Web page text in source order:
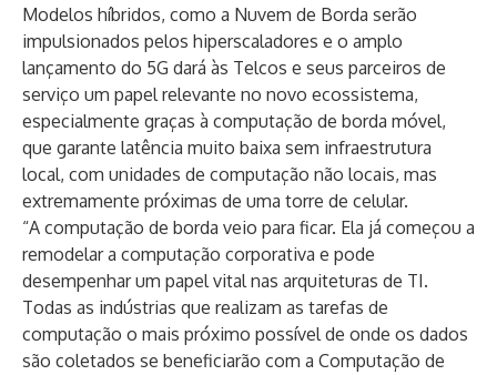
Modelos híbridos, como a Nuvem de Borda serão
impulsionados pelos hiperscaladores e o amplo
lançamento do 5G dará às Telcos e seus parceiros de
serviço um papel relevante no novo ecossistema,
especialmente graças à computação de borda móvel,
que garante latência muito baixa sem infraestrutura
local, com unidades de computação não locais, mas
extremamente próximas de uma torre de celular.
“A computação de borda veio para ficar. Ela já começou a
remodelar a computação corporativa e pode
desempenhar um papel vital nas arquiteturas de TI.
Todas as indústrias que realizam as tarefas de
computação o mais próximo possível de onde os dados
são coletados se beneficiarão com a Computação de